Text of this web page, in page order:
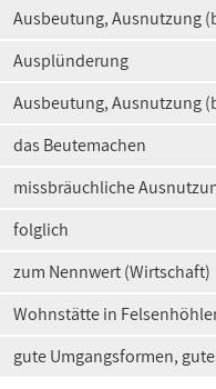
Ausbeutung, Ausnutzung
Ausplünderung
Ausbeutung, Ausnutzung
das Beutemachen
missbräuchliche
folglich
zum Nennwert (Wirtschaft)
Wohnstätte in
gute Umgangsformen,